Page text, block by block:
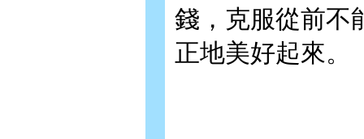
錢，克服從前不
正地美好起來。